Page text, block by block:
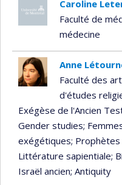
Caroline
Faculté de
médecine
Anne
Faculté des
d'études
Exégèse de l'Ancien
Gender studies;
exégétiques;
Littérature sapientiale;
Israël ancien; Antiquity